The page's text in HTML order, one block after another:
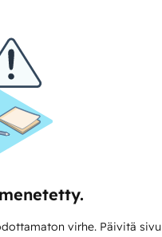
virhe. Päivitä sivu